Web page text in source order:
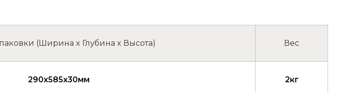
(Ширина x Глубина x Высота) Вес
290x585x30мм 2кг